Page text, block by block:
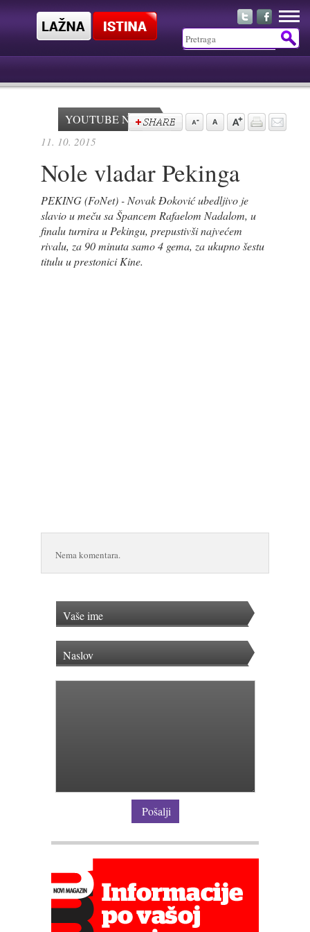
YOUTUBE NEWS
11. 10. 2015
Nole vladar Pekinga
PEKING (FoNet) - Novak Đoković ubedljivo je
slavio u meču sa Špancem Rafaelom Nadalom, u
finalu turnira u Pekingu, prepustivši najvećem
rivalu, za 90 minuta samo 4 gema, za ukupno šestu
titulu u prestonici Kine.
Nema komentara.
Pošalji